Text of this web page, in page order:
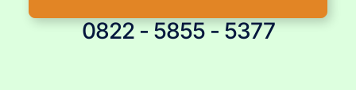
0822 - 5855 - 5377